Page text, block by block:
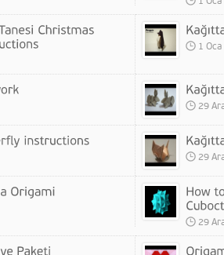
1 Oca
29
29
29